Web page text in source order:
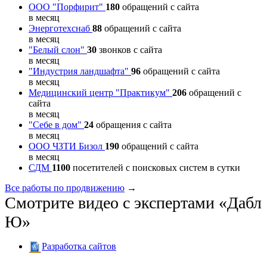
ООО "Порфирит" 180 обращений с сайта
в месяц
Энерготехснаб 88 обращений с сайта
в месяц
"Белый слон" 30 звонков с сайта
в месяц
"Индустрия ландшафта" 96 обращений с сайта
в месяц
Медицинский центр "Практикум" 206 обращений с
сайта
в месяц
"Себе в дом" 24 обращения с сайта
в месяц
ООО ЧЗТИ Бизол 190 обращений с сайта
в месяц
СДМ 1100 посетителей с поисковых систем в сутки
Все работы по продвижению →
Смотрите видео с экспертами «Дабл
Ю»
Разработка сайтов